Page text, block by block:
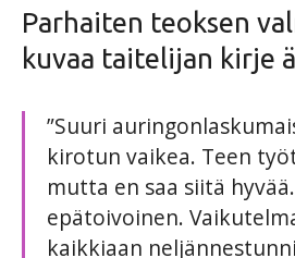
Parhaiten teoksen
kuvaa taitelijan kirje
”Suuri
kirotun vaikea. Teen
mutta en saa siitä
epätoivoinen.
kaikkiaan